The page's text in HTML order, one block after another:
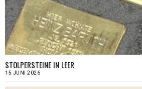
STOLPERSTEINE IN LEER
15 JUNI 2026